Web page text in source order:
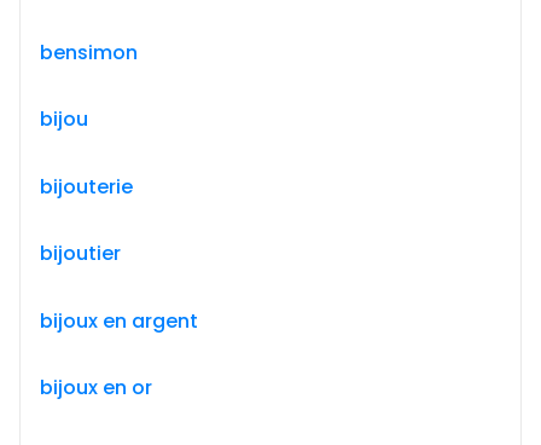
bensimon
bijou
bijouterie
bijoutier
bijoux en argent
bijoux en or